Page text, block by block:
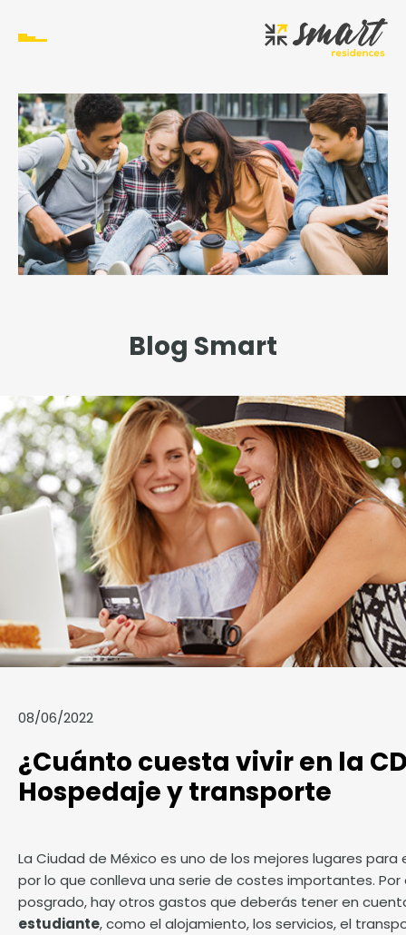
Blog Smart
08/06/2022
¿Cuánto cuesta vivir en la
Hospedaje y transporte
La Ciudad de México es uno de los mejores lugares
por lo que conlleva una serie de costes importantes.
posgrado, hay otros gastos que deberás tener en
estudiante, como el alojamiento, los servicios, el